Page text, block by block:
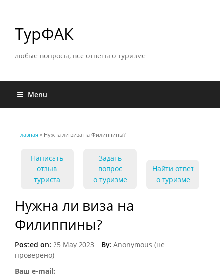
ТурФАК
любые вопросы, все ответы о туризме
Menu
Главная » Нужна ли виза на Филиппины?
Написать
отзыв
туриста
Задать
вопрос
о туризме
Найти ответ
о туризме
Нужна ли виза на
Филиппины?
Posted on: 25 May 2023 By: Anonymous (не
проверено)
Ваш e-mail: